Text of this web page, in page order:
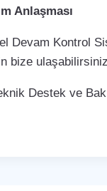
Anlaşması
Devam Kontrol
bize
Destek ve